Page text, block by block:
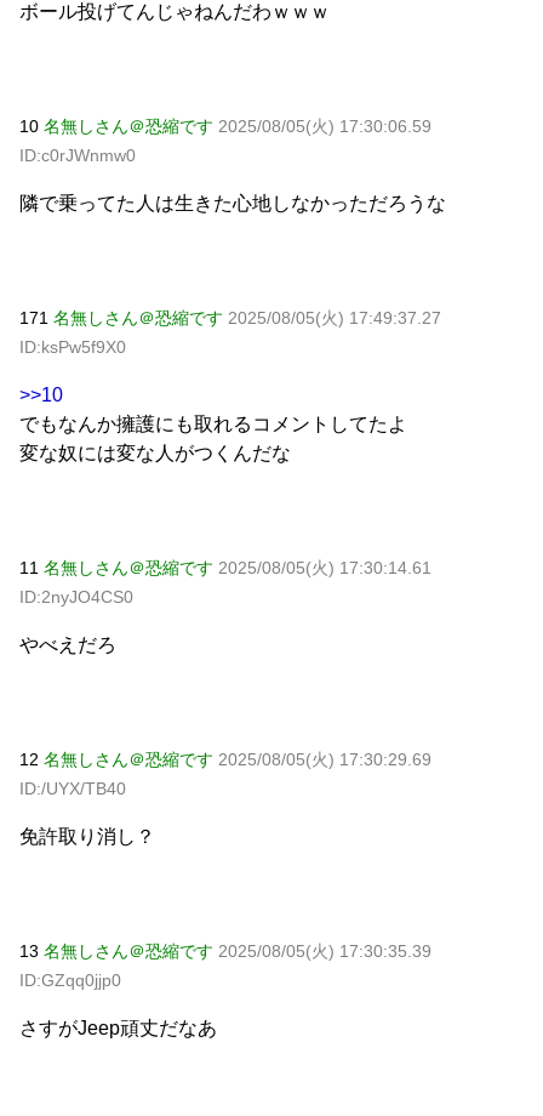
ボール投げてんじゃねんだわｗｗｗ
10 名無しさん＠恐縮です 2025/08/05(火) 17:30:06.59
ID:c0rJWnmw0
隣で乗ってた人は生きた心地しなかっただろうな
171 名無しさん＠恐縮です 2025/08/05(火) 17:49:37.27
ID:ksPw5f9X0
>>10
でもなんか擁護にも取れるコメントしてたよ
変な奴には変な人がつくんだな
11 名無しさん＠恐縮です 2025/08/05(火) 17:30:14.61
ID:2nyJO4CS0
やべえだろ
12 名無しさん＠恐縮です 2025/08/05(火) 17:30:29.69
ID:/UYX/TB40
免許取り消し？
13 名無しさん＠恐縮です 2025/08/05(火) 17:30:35.39
ID:GZqq0jjp0
さすがJeep頑丈だなあ